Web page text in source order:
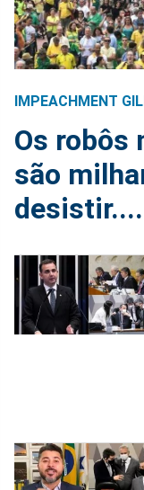
IMPEACHMENT
Os robôs
são
desistir....